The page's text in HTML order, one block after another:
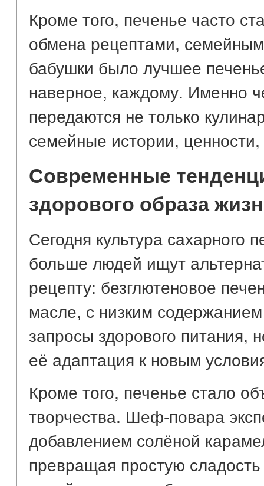
Кроме того, печенье часто
обмена рецептами,
бабушки было лучшее
наверное, каждому. Именно
передаются не только
семейные истории,
Современные
здорового образа
Сегодня культура сахарного
больше людей ищут
рецепту: безглютеновое
масле, с низким
запросы здорового питания,
её адаптация к новым
Кроме того, печенье стало
творчества. Шеф-повара
добавлением солёной
превращая простую